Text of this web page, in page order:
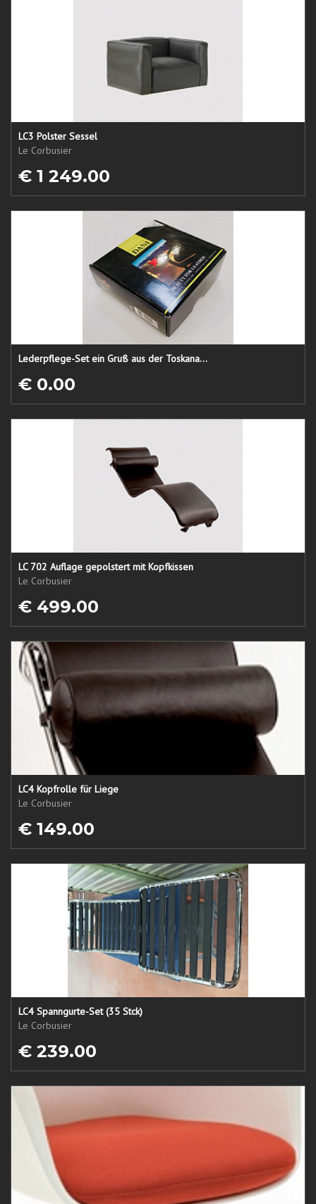
LC3 Polster Sessel
Le Corbusier
€ 1 249.00
Lederpflege-Set ein Gruß aus der Toskana...
€ 0.00
LC 702 Auflage gepolstert mit Kopfkissen
Le Corbusier
€ 499.00
LC4 Kopfrolle für Liege
Le Corbusier
€ 149.00
LC4 Spanngurte-Set (35 Stck)
Le Corbusier
€ 239.00